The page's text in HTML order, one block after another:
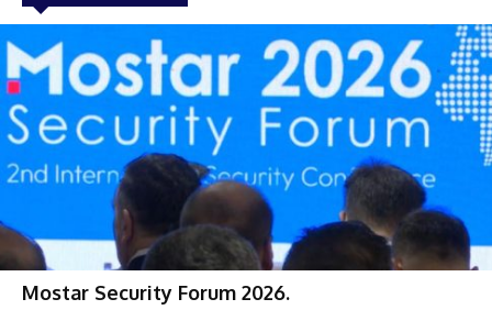
Mostar Security Forum 2026.